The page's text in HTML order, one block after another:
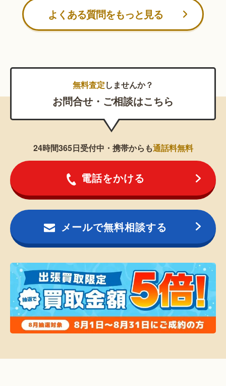
よくある質問をもっと見る
無料査定しませんか？
お問合せ・ご相談はこちら
24時間365日受付中・携帯からも通話料無料
電話をかける
メールで無料相談する